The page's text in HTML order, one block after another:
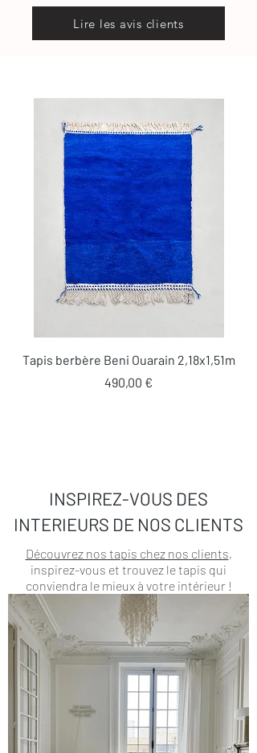
Lire les avis clients
Tapis berbère Beni Ouarain 2,18x1,51m
Prix
490,00 €
INSPIREZ-VOUS DES
INTERIEURS DE NOS CLIENTS
Découvrez nos tapis chez nos clients,
inspirez-vous et trouvez le tapis qui
conviendra le mieux à votre intérieur !